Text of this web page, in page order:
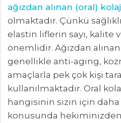
ağızdan alınan (oral)
olmaktadır. Çünkü
elastin liflerin sayı, kalite
önemlidir. Ağızdan
genellikle anti-aging,
amaçlarla pek çok kişi
kullanılmaktadır. Oral
hangisinin sizin için
konusunda hekiminizden